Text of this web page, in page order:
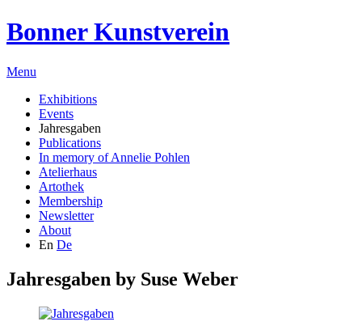
Bonner Kunstverein
Menu
Exhibitions
Events
Jahresgaben
Publications
In memory of Annelie Pohlen
Atelierhaus
Artothek
Membership
Newsletter
About
En De
Jahresgaben by Suse Weber